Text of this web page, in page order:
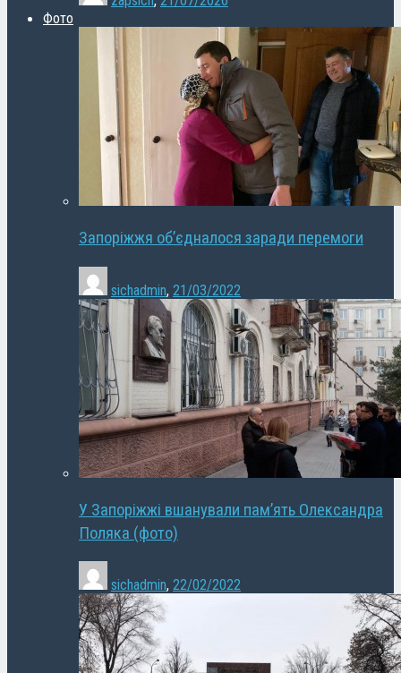
Фото
Запоріжжя об’єдналося заради перемоги
sichadmin, 21/03/2022
У Запоріжжі вшанували пам’ять Олександра
Поляка (фото)
sichadmin, 22/02/2022